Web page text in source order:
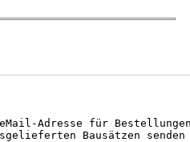
eMail-Adresse für
Bausätzen